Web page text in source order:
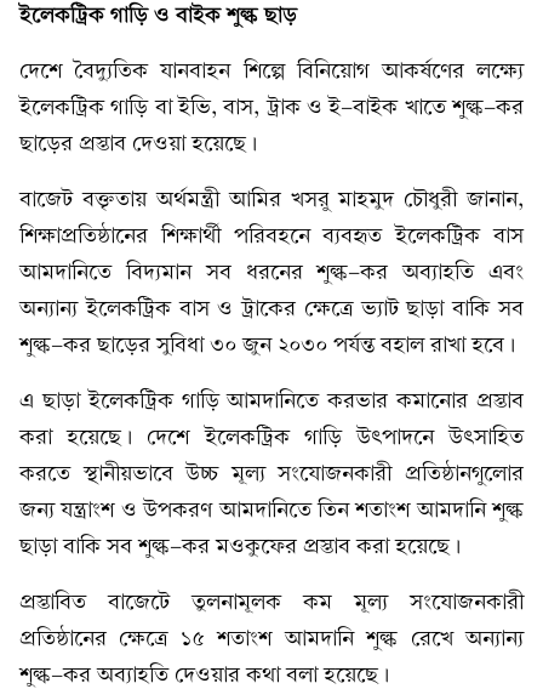
ইলেকট্রিক গাড়ি ও বাইক শুল্ক ছাড়
দেশে বৈদ্যুতিক যানবাহন শিল্পে বিনিয়োগ আকর্ষণের লক্ষ্যে
ইলেকট্রিক গাড়ি বা ইভি, বাস, ট্রাক ও ই-বাইক খাতে শুল্ক-কর
ছাড়ের প্রস্তাব দেওয়া হয়েছে।
বাজেট বক্তৃতায় অর্থমন্ত্রী আমির খসরু মাহমুদ চৌধুরী জানান,
শিক্ষাপ্রতিষ্ঠানের শিক্ষার্থী পরিবহনে ব্যবহৃত ইলেকট্রিক বাস
আমদানিতে বিদ্যমান সব ধরনের শুল্ক-কর অব্যাহতি এবং
অন্যান্য ইলেকট্রিক বাস ও ট্রাকের ক্ষেত্রে ভ্যাট ছাড়া বাকি সব
শুল্ক-কর ছাড়ের সুবিধা ৩০ জুন ২০৩০ পর্যন্ত বহাল রাখা হবে।
এ ছাড়া ইলেকট্রিক গাড়ি আমদানিতে করভার কমানোর প্রস্তাব
করা হয়েছে। দেশে ইলেকট্রিক গাড়ি উৎপাদনে উৎসাহিত
করতে স্থানীয়ভাবে উচ্চ মূল্য সংযোজনকারী প্রতিষ্ঠানগুলোর
জন্য যন্ত্রাংশ ও উপকরণ আমদানিতে তিন শতাংশ আমদানি শুল্ক
ছাড়া বাকি সব শুল্ক-কর মওকুফের প্রস্তাব করা হয়েছে।
প্রস্তাবিত বাজেটে তুলনামূলক কম মূল্য সংযোজনকারী
প্রতিষ্ঠানের ক্ষেত্রে ১৫ শতাংশ আমদানি শুল্ক রেখে অন্যান্য
শুল্ক-কর অব্যাহতি দেওয়ার কথা বলা হয়েছে।